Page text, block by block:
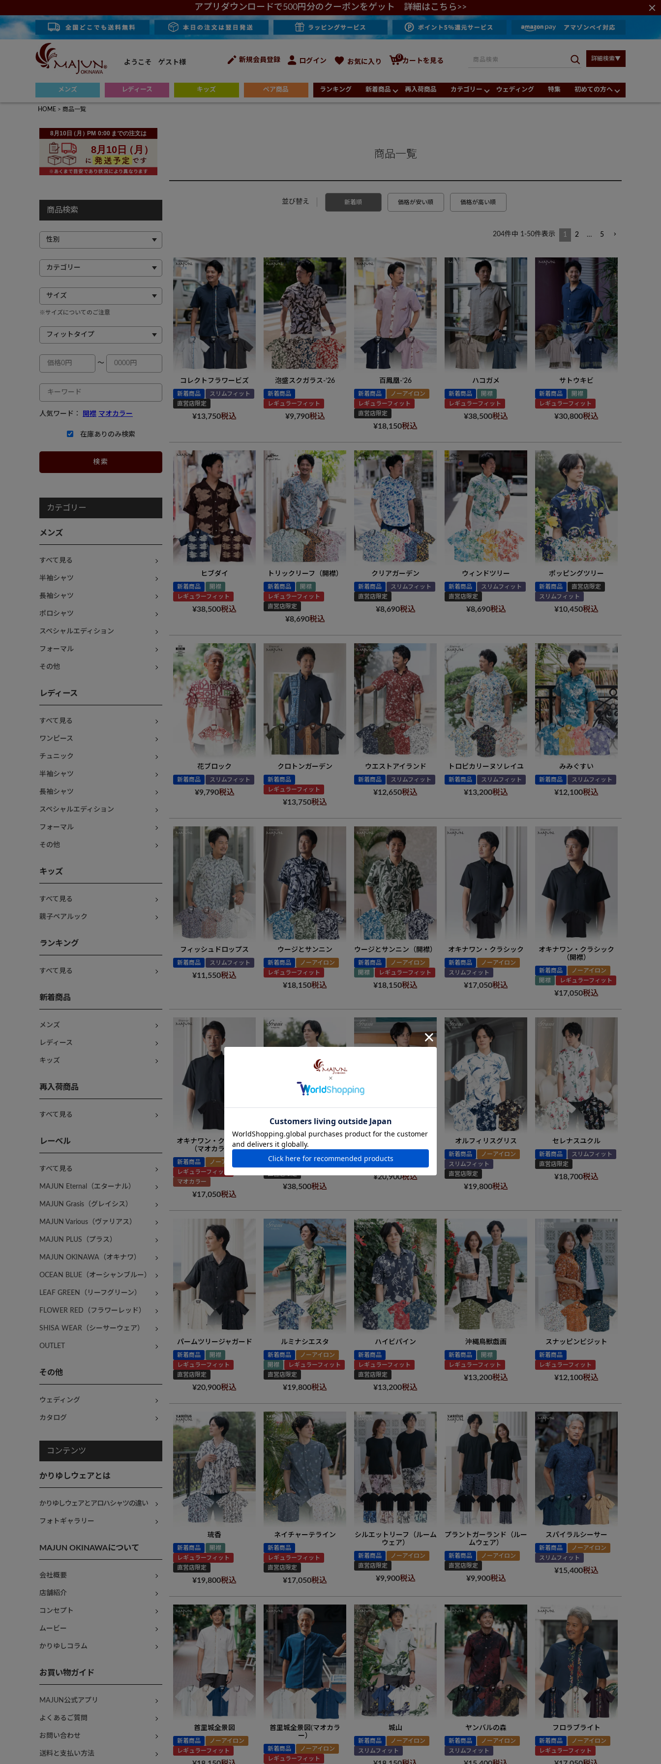
アプリダウンロードで500円分のクーポンをゲット 詳細はこちら>>
ようこそ ゲスト様 新規会員登録 ログイン お気に入り
0
カートを見る 詳細検索▼
メンズ レディース キッズ ペア商品 ランキング 新着商品 再入荷商品 カテゴリー ウェディング 特集 初めての方へ
HOME 商品一覧
商品検索
※サイズについてのご注意
～
人気ワード： 開襟 マオカラー
在庫ありのみ検索
カテゴリー
メンズ
すべて見る
半袖シャツ
長袖シャツ
ポロシャツ
スペシャルエディション
フォーマル
その他
レディース
すべて見る
ワンピース
チュニック
半袖シャツ
長袖シャツ
スペシャルエディション
フォーマル
その他
キッズ
すべて見る
親子ペアルック
ランキング
すべて見る
新着商品
メンズ
レディース
キッズ
再入荷商品
すべて見る
レーベル
すべて見る
MAJUN Eternal（エターナル）
MAJUN Grasis（グレイシス）
MAJUN Various（ヴァリアス）
MAJUN PLUS（プラス）
MAJUN OKINAWA（オキナワ）
OCEAN BLUE（オーシャンブルー）
LEAF GREEN（リーフグリーン）
FLOWER RED（フラワーレッド）
SHISA WEAR（シーサーウェア）
OUTLET
その他
ウェディング
カタログ
コンテンツ
かりゆしウェアとは
かりゆしウェアとアロハシャツの違い
フォトギャラリー
MAJUN OKINAWAについて
会社概要
店舗紹介
コンセプト
ムービー
かりゆしコラム
お買い物ガイド
MAJUN公式アプリ
よくあるご質問
お問い合わせ
送料と支払い方法
商品一覧
並び替え 新着順 価格が安い順 価格が高い順
204件中 1 -50件表示 1 2 … 5
コレクトフラワービズ
新着商品
スリムフィット
直営店限定
¥13,750税込
泡盛スクガラス-’26
新着商品
レギュラーフィット
¥9,790税込
百鳳凰-’26
新着商品
ノーアイロン
レギュラーフィット
直営店限定
¥18,150税込
ハコガメ
新着商品
開襟
レギュラーフィット
¥38,500税込
サトウキビ
新着商品
開襟
レギュラーフィット
¥30,800税込
ヒブダイ
新着商品
開襟
レギュラーフィット
¥38,500税込
トリックリーフ（開襟）
新着商品
開襟
レギュラーフィット
直営店限定
¥8,690税込
クリアガーデン
新着商品
スリムフィット
直営店限定
¥8,690税込
ウィンドツリー
新着商品
スリムフィット
直営店限定
¥8,690税込
ポッピングツリー
新着商品
直営店限定
スリムフィット
¥10,450税込
花ブロック
新着商品 スリムフィット
¥9,790税込
クロトンガーデン
新着商品
レギュラーフィット
¥13,750税込
ウエストアイランド
新着商品 スリムフィット
¥12,650税込
トロピカリーヌソレイユ
新着商品 スリムフィット
¥13,200税込
みみぐすい
新着商品 スリムフィット
¥12,100税込
フィッシュドロップス
新着商品 スリムフィット
¥11,550税込
ウージとサンニン
新着商品
ノーアイロン
レギュラーフィット
¥18,150税込
ウージとサンニン（開襟）
新着商品
ノーアイロン
開襟
レギュラーフィット
¥18,150税込
オキナワン・クラシック
新着商品
ノーアイロン
スリムフィット
¥17,050税込
オキナワン・クラシック
（開襟）
新着商品
ノーアイロン
開襟
レギュラーフィット
¥17,050税込
オキナワン・クラシック
（マオカラー）
新着商品
ノーアイロン
レギュラーフィット
マオカラー
¥17,050税込
知花花織グアジャベーラ
¥38,500税込
直営店限定
¥20,900税込
オルフィリスグリス
新着商品
ノーアイロン
スリムフィット
直営店限定
¥19,800税込
セレナスユクル
新着商品
スリムフィット
直営店限定
¥18,700税込
パームツリージャガード
新着商品
開襟
レギュラーフィット
直営店限定
¥20,900税込
ルミナシエスタ
新着商品
ノーアイロン
開襟
レギュラーフィット
直営店限定
¥19,800税込
ハイビパイン
新着商品
レギュラーフィット
直営店限定
¥13,200税込
沖縄鳥獣戯画
新着商品
開襟
レギュラーフィット
¥13,200税込
スナッピンビジット
新着商品
レギュラーフィット
¥12,100税込
琉香
新着商品
開襟
レギュラーフィット
直営店限定
¥19,800税込
ネイチャーテライン
新着商品
レギュラーフィット
直営店限定
¥17,050税込
シルエットリーフ（ルーム
ウェア）
新着商品
ノーアイロン
直営店限定
¥9,900税込
プラントガーランド（ルー
ムウェア）
新着商品
ノーアイロン
直営店限定
¥9,900税込
スパイラルシーサー
新着商品
ノーアイロン
スリムフィット
¥15,400税込
首里城全景図
新着商品
ノーアイロン
レギュラーフィット
首里城全景図(マオカラ
ー）
新着商品
ノーアイロン
レギュラーフィット
城山
新着商品
ノーアイロン
スリムフィット
ヤンバルの森
新着商品
ノーアイロン
スリムフィット
フロラブライト
新着商品
ノーアイロン
レギュラーフィット